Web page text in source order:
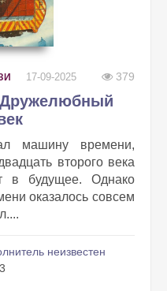
17-09-2025 379
Дружелюбный
машину времени,
второго века
в будущее. Однако
оказалось совсем
неизвестен